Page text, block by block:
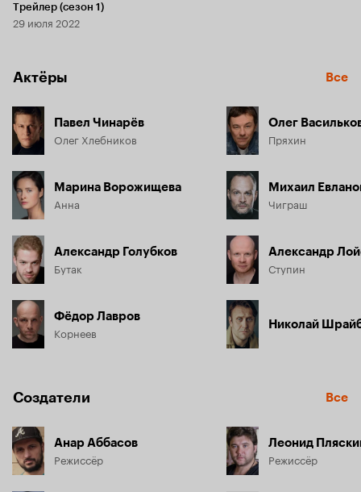
Трейлер (сезон 1)
29 июля 2022
Актёры Все
Павел Чинарёв
Олег Хлебников
Марина Ворожищева
Анна
Александр Голубков
Бутак
Фёдор Лавров
Корнеев
Олег
Пряхин
Михаил
Чиграш
Александр
Ступин
Николай
Создатели Все
Анар Аббасов
Режиссёр
Леонид
Режиссёр